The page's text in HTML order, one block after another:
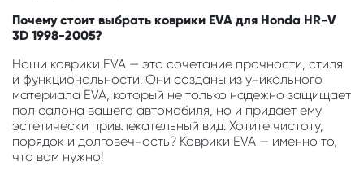
Почему стоит выбрать коврики EVA для Honda HR-V
3D 1998-2005?
Наши коврики EVA — это сочетание прочности, стиля
и функциональности. Они созданы из уникального
материала EVA, который не только надежно защищает
пол салона вашего автомобиля, но и придает ему
эстетически привлекательный вид. Хотите чистоту,
порядок и долговечность? Коврики EVA — именно то,
что вам нужно!